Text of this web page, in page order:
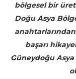
bölgesel bir
Doğu Asya
anahtarlarından
başarı
Güneydoğu